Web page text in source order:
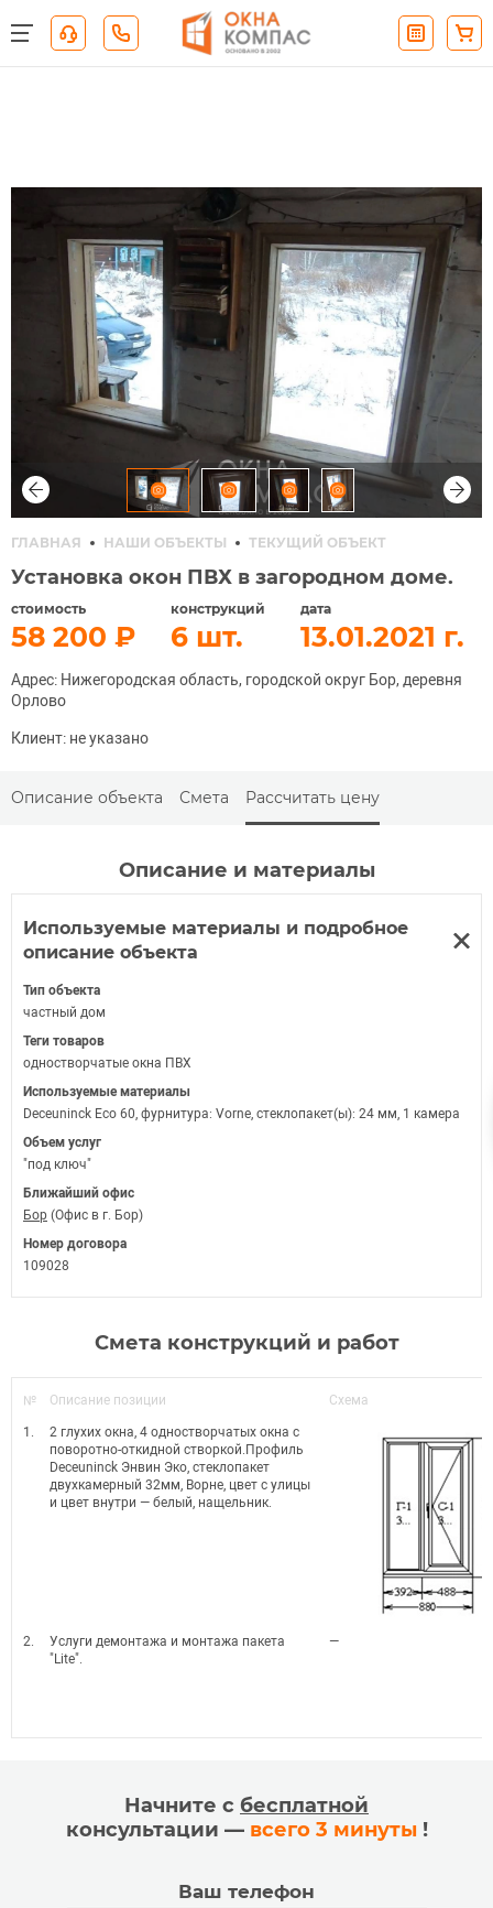
ГЛАВНАЯ НАШИ ОБЪЕКТЫ ТЕКУЩИЙ ОБЪЕКТ
Установка окон ПВХ в загородном доме.
стоимость
58 200
конструкций
6
дата
13.01.2021
Адрес: Нижегородская область, городской округ Бор, деревня
Орлово
Клиент: не указано
Описание объекта Смета Рассчитать цену
Описание и материалы
Используемые материалы и подробное
описание объекта
Тип объекта
частный дом
Теги товаров
одностворчатые окна ПВХ
Используемые материалы
Deceuninck Eco 60, фурнитура: Vorne, стеклопакет(ы): 24 мм, 1 камера
Объем услуг
"под ключ"
Ближайший офис
Бор (Офис в г. Бор)
Номер договора
109028
Смета конструкций и работ
№ Описание позиции Схема
1.
2 глухих окна, 4 одностворчатых окна с
поворотно-откидной створкой.Профиль
Deceuninck Энвин Эко, стеклопакет
двухкамерный 32мм, Ворне, цвет с улицы
и цвет внутри — белый, нащельник.
2.
Услуги демонтажа и монтажа пакета
"Lite".
—
Начните с бесплатной
консультации — всего 3 минуты!